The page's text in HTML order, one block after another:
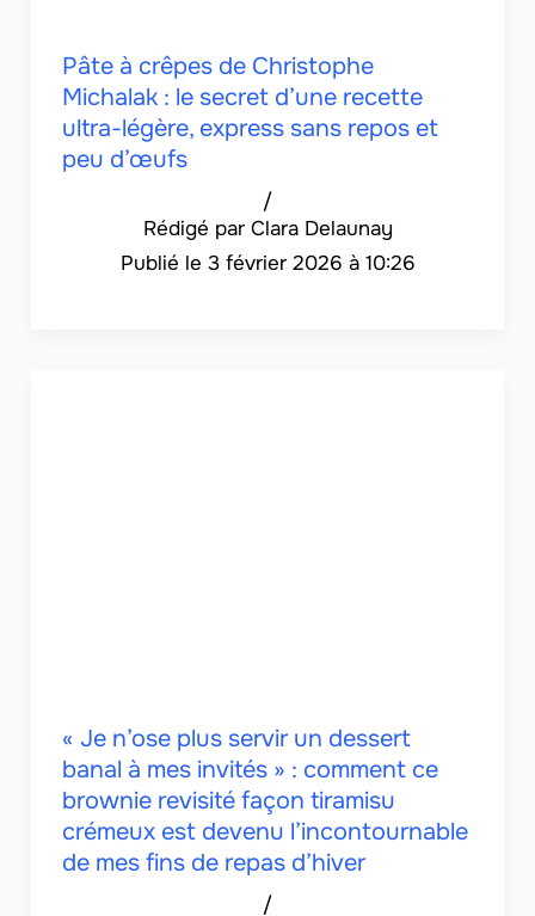
Pâte à crêpes de Christophe
Michalak : le secret d’une recette
ultra-légère, express sans repos et
peu d’œufs
Clara Delaunay
/
3 février 2026 à 10:26
« Je n’ose plus servir un dessert
banal à mes invités » : comment ce
brownie revisité façon tiramisu
crémeux est devenu l’incontournable
de mes fins de repas d’hiver
/